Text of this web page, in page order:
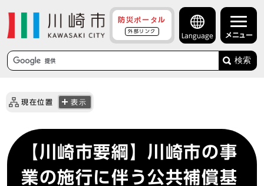
防災ポータル
外部リンク
Language メニュー
検索
現在位置 表示
【川崎市要綱】川崎市の事
業の施行に伴う公共補償基